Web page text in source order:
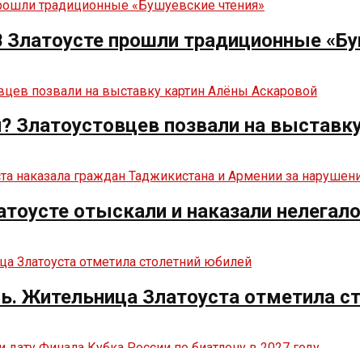
прошли традиционные
Златоустовцев позвали на
отыскали и наказали
Жительница Златоуста отметила